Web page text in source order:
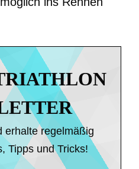
erhalte regelmäßig
Tipps und Tricks!